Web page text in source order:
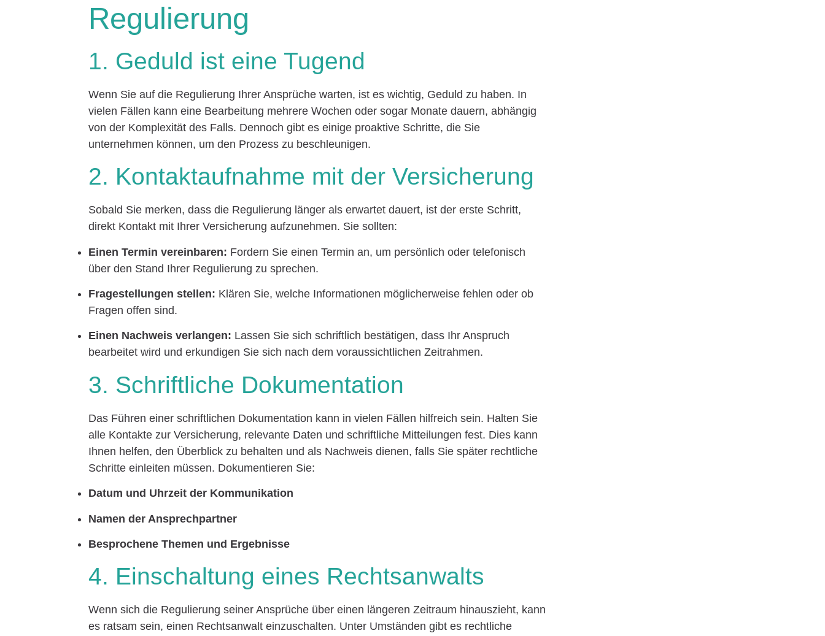
Regulierung
1. Geduld ist eine Tugend
Wenn Sie auf die Regulierung Ihrer Ansprüche warten, ist es wichtig, Geduld zu haben. In
vielen Fällen kann eine Bearbeitung mehrere Wochen oder sogar Monate dauern, abhängig
von der Komplexität des Falls. Dennoch gibt es einige proaktive Schritte, die Sie
unternehmen können, um den Prozess zu beschleunigen.
2. Kontaktaufnahme mit der Versicherung
Sobald Sie merken, dass die Regulierung länger als erwartet dauert, ist der erste Schritt,
direkt Kontakt mit Ihrer Versicherung aufzunehmen. Sie sollten:
Einen Termin vereinbaren: Fordern Sie einen Termin an, um persönlich oder telefonisch
über den Stand Ihrer Regulierung zu sprechen.
Fragestellungen stellen: Klären Sie, welche Informationen möglicherweise fehlen oder ob
Fragen offen sind.
Einen Nachweis verlangen: Lassen Sie sich schriftlich bestätigen, dass Ihr Anspruch
bearbeitet wird und erkundigen Sie sich nach dem voraussichtlichen Zeitrahmen.
3. Schriftliche Dokumentation
Das Führen einer schriftlichen Dokumentation kann in vielen Fällen hilfreich sein. Halten Sie
alle Kontakte zur Versicherung, relevante Daten und schriftliche Mitteilungen fest. Dies kann
Ihnen helfen, den Überblick zu behalten und als Nachweis dienen, falls Sie später rechtliche
Schritte einleiten müssen. Dokumentieren Sie:
Datum und Uhrzeit der Kommunikation
Namen der Ansprechpartner
Besprochene Themen und Ergebnisse
4. Einschaltung eines Rechtsanwalts
Wenn sich die Regulierung seiner Ansprüche über einen längeren Zeitraum hinauszieht, kann
es ratsam sein, einen Rechtsanwalt einzuschalten. Unter Umständen gibt es rechtliche